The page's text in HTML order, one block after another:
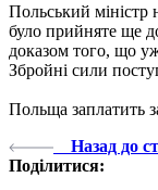
Польський міністр
було прийняте ще
доказом того, що
Збройні сили
Польща заплатить
Назад до
Поділитися: